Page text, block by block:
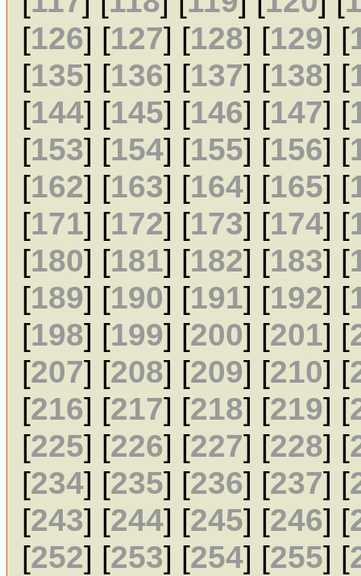
[126] [127] [128] [129] [
[135] [136] [137] [138] [
[144] [145] [146] [147] [
[153] [154] [155] [156] [
[162] [163] [164] [165] [
[171] [172] [173] [174] [
[180] [181] [182] [183] [
[189] [190] [191] [192] [
[198] [199] [200] [201] [
[207] [208] [209] [210] [
[216] [217] [218] [219] [
[225] [226] [227] [228] [
[234] [235] [236] [237] [
[243] [244] [245] [246] [
[252] [253] [254] [255] [